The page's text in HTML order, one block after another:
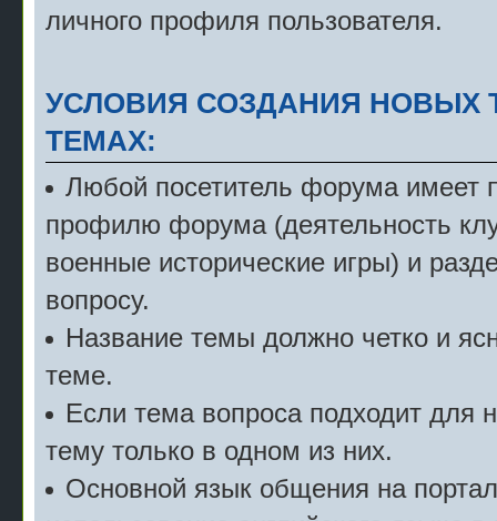
личного профиля пользователя.
УСЛОВИЯ СОЗДАНИЯ НОВЫХ
ТЕМАХ:
Любой посетитель форума имеет
профилю форума (деятельность
военные исторические игры) и
вопросу.
Название темы должно четко и
теме.
Если тема вопроса подходит для
тему только в одном из них.
Основной язык общения на